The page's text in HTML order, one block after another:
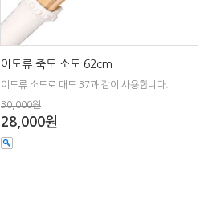
이도류 죽도 소도 62cm
이도류 소도로 대도 37과 같이 사용합니다.
30,000원
28,000원